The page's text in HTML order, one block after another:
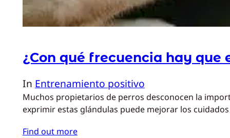
¿Con qué frecuencia hay
In Entrenamiento positivo
Muchos propietarios de perros desconocen la
exprimir estas glándulas puede mejorar los
Find out more